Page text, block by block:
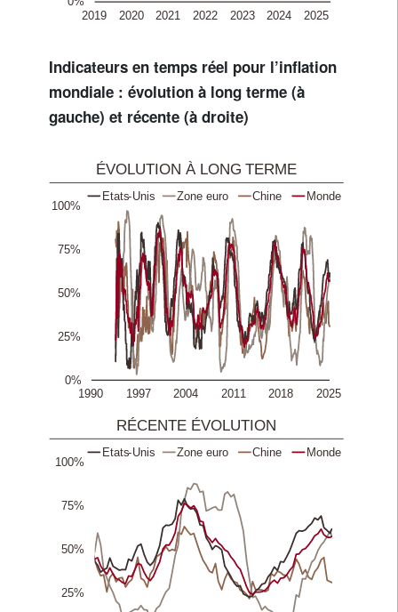
Indicateurs en temps réel pour l’inflation
mondiale : évolution à long terme (à
gauche) et récente (à droite)